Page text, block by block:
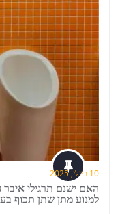
10 ביולי, 2025
האם ישנם תרגילי
למנוע מתן שתן תכוף